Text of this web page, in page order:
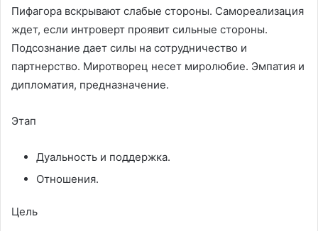
Пифагора вскрывают слабые стороны. Самореализация
ждет, если интроверт проявит сильные стороны.
Подсознание дает силы на сотрудничество и
партнерство. Миротворец несет миролюбие. Эмпатия и
дипломатия, предназначение.
Этап
Дуальность и поддержка.
Отношения.
Цель